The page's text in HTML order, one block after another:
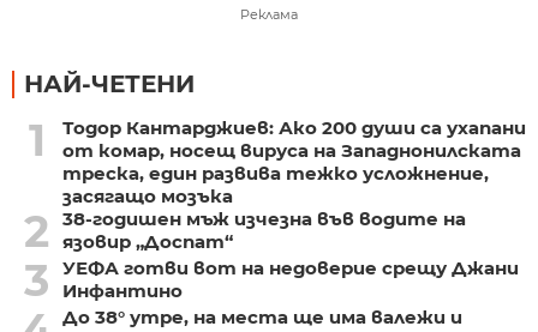
Реклама
НАЙ-ЧЕТЕНИ
1
Тодор Кантарджиев: Ако 200 души са ухапани
от комар, носещ вируса на Западнонилската
треска, един развива тежко усложнение,
засягащо мозъка
2
38-годишен мъж изчезна във водите на
язовир „Доспат“
3
УЕФА готви вот на недоверие срещу Джани
Инфантино
До 38° утре, на места ще има валежи и